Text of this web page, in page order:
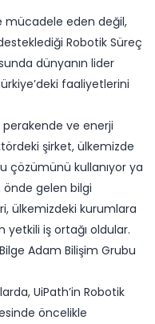
mücadele eden değil,
Robotik Süreç
dünyanın lider
faaliyetlerini
ve enerji
şirket, ülkemizde
çözümünü kullanıyor ya
önde gelen bilgi
ülkemizdeki kurumlara
yetkili iş ortağı oldular.
Adam Bilişim Grubu
UiPath’in Robotik
öncelikle